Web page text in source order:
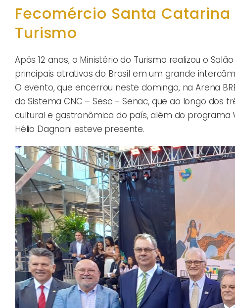
Fecomércio Santa
Turismo
Após 12 anos, o Ministério do Turismo realizou o
principais atrativos do Brasil em um grande
O evento, que encerrou neste domingo, na Arena
do Sistema CNC – Sesc – Senac, que ao longo
cultural e gastronômica do país, além do programa
Hélio Dagnoni esteve presente.